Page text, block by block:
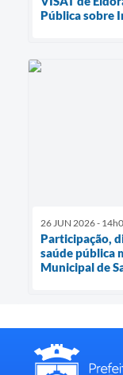
Pública sobre
26 JUN 2026 -
Participação,
saúde pública
Municipal de